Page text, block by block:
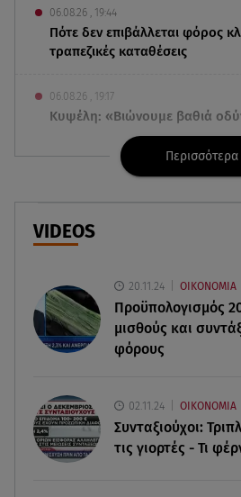
06.08.26 , 19:44
Πότε δεν επιβάλλεται φόρος
τραπεζικές καταθέσεις
06.08.26 , 19:17
Κυψέλη: «Βιώνουμε βαθιά
οικογένεια της Λίζα
Μπαντέρας: «Η καρδιακή
Συντάξεις χηρείας: Τέλος στο
τριετία
06.08.26 , 18:38
06.08.26 , 18:35
Καιρός: Επιστρέφουν οι
Περισσότερα
VIDEOS
20.11.24 ΟΙΚΟΝΟΜΙΑ
Προϋπολογισμός
μισθούς και
φόρους
02.11.24 ΟΙΚΟΝΟΜΙΑ
Συνταξιούχοι:
τις γιορτές - Τι